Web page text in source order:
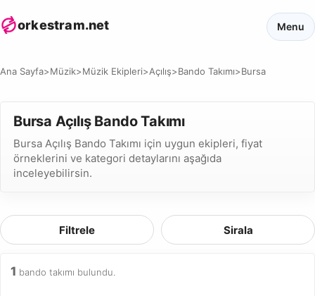
orkestram.net Menu
Ana Sayfa>Müzik>Müzik Ekipleri>Açılış>Bando Takımı>Bursa
Bursa Açılış Bando Takımı
Bursa Açılış Bando Takımı için uygun ekipleri, fiyat
örneklerini ve kategori detaylarını aşağıda
inceleyebilirsin.
Filtrele Sirala
1 bando takımı bulundu.